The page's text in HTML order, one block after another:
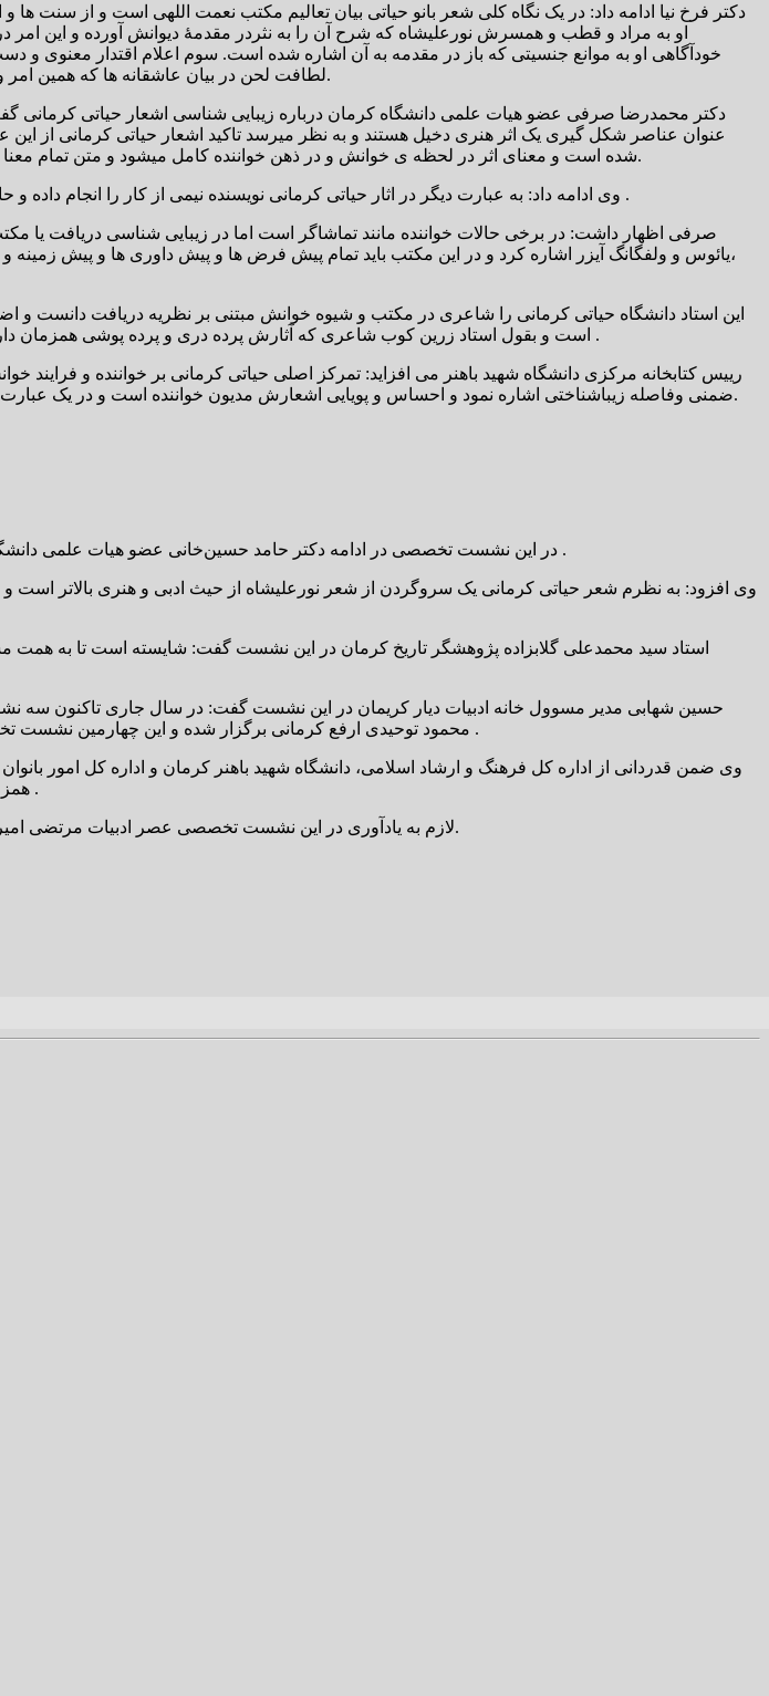
دکتر فرخ نیا ادامه داد: در یک نگاه کلی شعر بانو حیاتی بیان تعالیم مکتب نعمت اللهی است و از
او به مراد و قطب و همسرش نورعلیشاه که شرح آن را به نثردر مقدمۀ دیوانش آورده و این
خودآگاهی او به موانع جنسیتی که باز در مقدمه به آن اشاره شده است. سوم اعلام اقتدار معنوی
لطافت لحن در بیان عاشقانه ها که همین امر و نیز جنبه های بلاغی و هنری شعر او را از اشعار همسرش نورعلیشاه در مرتبۀ بالاتری قرارداده است.
دکتر محمدرضا صرفی عضو هیات علمی دانشگاه کرمان درباره زیبایی شناسی اشعار حیاتی کرمانی گفت:
عنوان عناصر شکل گیری یک اثر هنری دخیل هستند و به نظر میرسد تاکید اشعار حیاتی کرمانی از
شده است و معنای اثر در لحظه ی خوانش و در ذهن خواننده کامل میشود و متن تمام معنا را بیان می کند و معنا در فرایند تعامل بین متن و خواننده‌، همچون عین القضات و مولانا خلق می شود.
وی ادامه داد: به عبارت دیگر در اثار حیاتی کرمانی نویسنده نیمی از کار را انجام داده و حالا مخاطب باید نیم دیگر را با برداشت های خود تکمیل کند و به اصطلاح سفیدی های بین متن را بخواند .
صرفی اظهار داشت: در برخی حالات خواننده مانند تماشاگر است اما در زیبایی شناسی دریافت یا
،یائوس و ولفگانگ آیزر اشاره کرد و در این مکتب باید تمام پیش فرض ها و پیش داوری ها و پیش
این استاد دانشگاه حیاتی کرمانی را شاعری در مکتب و شیوه خوانش مبتنی بر نظریه دریافت دانست و
است و بقول استاد زرین کوب شاعری که آثارش پرده دری و پرده پوشی همزمان دارد و اشعار او در دوره بازگشت ادبی و تحت تاثیر شاعران بزرگ عراقی و خراسانی سروده شده است .
رییس کتابخانه مرکزی دانشگاه شهید باهنر می افزاید: تمرکز اصلی حیاتی کرمانی بر خواننده و فرایند
ضمنی وفاصله زیباشناختی اشاره نمود و احساس و پویایی اشعارش مدیون خواننده است و در یک عبارت شعر و هنر یک معنای واحد به خواننده نمی دهد بلکه طیفی از معانی ممکن را پیش رویمان می گشاید.
در این نشست تخصصی در ادامه دکتر حامد حسین‌خانی عضو هیات علمی دانشگاه گفت: پرداختن به اثار و معرفی شاعران کمنام و گمنامی همچون حیاتی کرمانی یک ضرورت است .
وی افزود: به نظرم شعر حیاتی کرمانی یک سروگردن از شعر نورعلیشاه از حیث ادبی و هنری بالاتر
استاد سید محمدعلی گلابزاده پژوهشگر تاریخ کرمان در این نشست گفت: شایسته است تا به همت
حسین شهابی مدیر مسوول خانه ادبیات دیار کریمان در این نشست گفت: در سال جاری تاکنون
محمود توحیدی ارفع کرمانی برگزار شده و این چهارمین نشست تخصصی از این گونه جلسات ادبی با حضور متخصصان و نویسندگان و علاقمندان در استان کرمان است .
وی ضمن قدردانی از اداره کل فرهنگ و ارشاد اسلامی، دانشگاه شهید باهنر کرمان و اداره کل امور
همزمان با تولد پروین اعتصامی در اسفندماه امسال با توجه جدی به اشعار بانو حیاتی کرمانی برگزار شود .
لازم به یادآوری در این نشست تخصصی عصر ادبیات مرتضی امیرتیموری، آناهیتا خواجه حسنی، فاطمه اسماعیلی ، فاطمه براهام و اقلیما محبی اشعارشان را خواندند.